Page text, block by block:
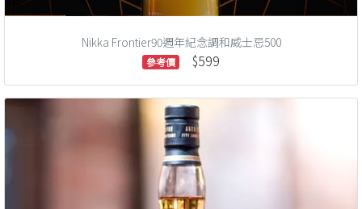
Nikka Frontier90週年紀念調和威士忌500
參考價 $599